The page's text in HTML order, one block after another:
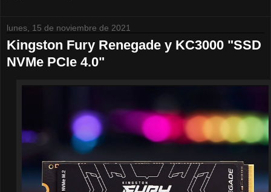
lunes, 15 de noviembre de 2021
Kingston Fury Renegade y KC3000 "SSD
NVMe PCIe 4.0"